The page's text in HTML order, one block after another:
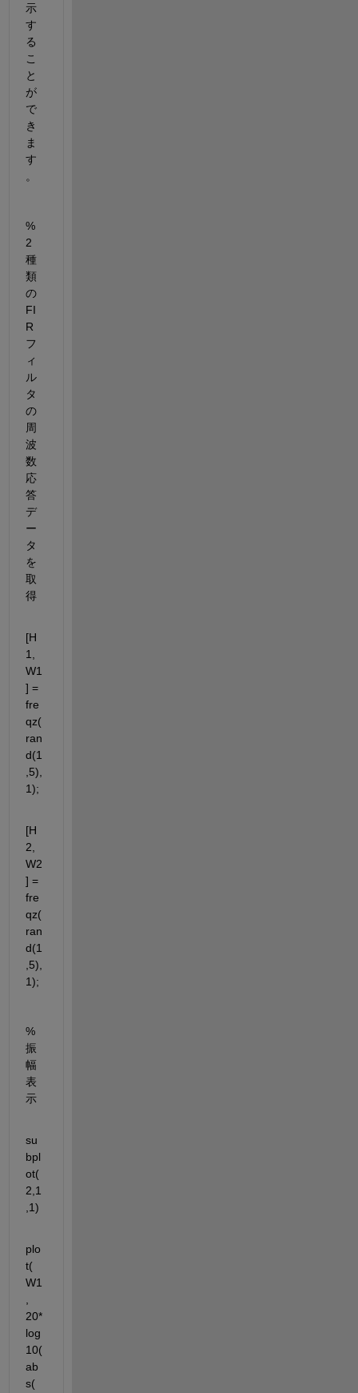
示
す
る
こ
と
が
で
き
ま
す
。
%
2
種
類
の
FI
R
フ
ィ
ル
タ
の
周
波
数
応
答
デ
ー
タ
を
取
得
[H
1,
W1
] =
fre
qz(
ran
d(1
,5),
1);
[H
2,
W2
] =
fre
qz(
ran
d(1
,5),
1);
%
振
幅
表
示
su
bpl
ot(
2,1
,1)
plo
t(
W1
20*
log
10(
ab
s(